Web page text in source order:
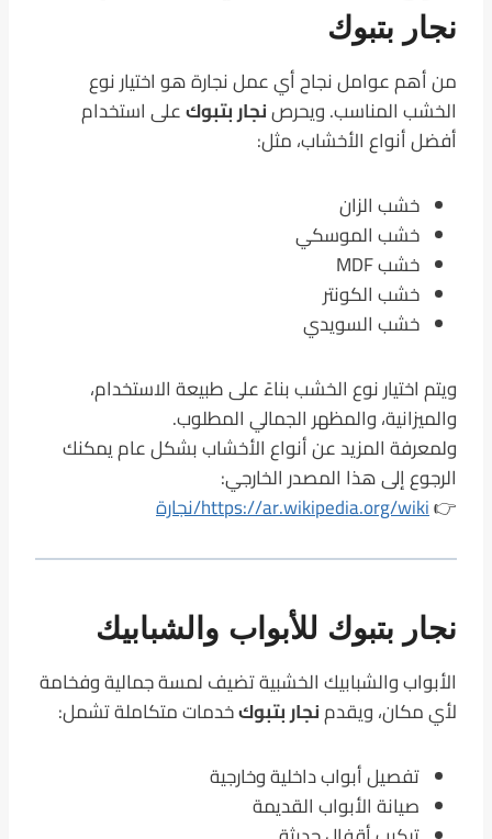
نجار بتبوك
من أهم عوامل نجاح أي عمل نجارة هو اختيار نوع
الخشب المناسب. ويحرصنجار بتبوكعلى استخدام
أفضل أنواع الأخشاب، مثل:
خشب الزان
خشب الموسكي
خشب MDF
خشب الكونتر
خشب السويدي
ويتم اختيار نوع الخشب بناءً على طبيعة الاستخدام،
والميزانية، والمظهر الجمالي المطلوب.
ولمعرفة المزيد عن أنواع الأخشاب بشكل عام يمكنك
الرجوع إلى هذا المصدر الخارجي:
👉https://ar.wikipedia.org/wiki/نجارة
نجار بتبوك للأبواب والشبابيك
الأبواب والشبابيك الخشبية تضيف لمسة جمالية وفخامة
لأي مكان، ويقدمنجار بتبوكخدمات متكاملة تشمل:
تفصيل أبواب داخلية وخارجية
صيانة الأبواب القديمة